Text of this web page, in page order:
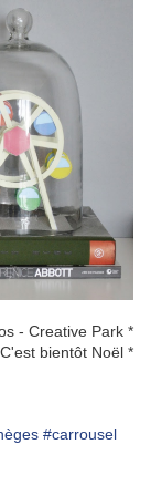
- Creative Park *
bientôt Noël *
#carrousel